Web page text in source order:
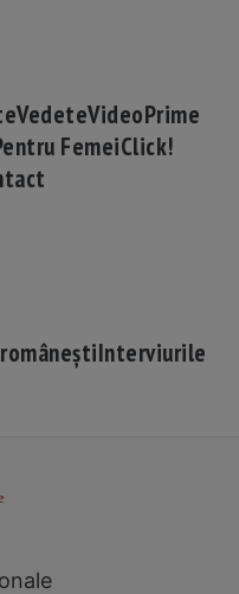
VedeteVideoPrime
FemeiClick!
Interviurile